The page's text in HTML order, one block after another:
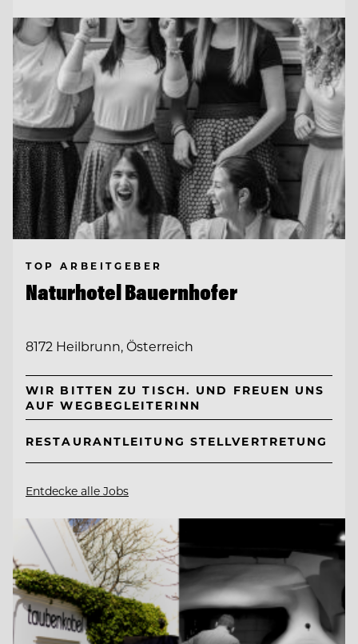
TOP ARBEITGEBER
Naturhotel Bauernhofer
8172 Heilbrunn, Österreich
WIR BITTEN ZU TISCH. UND FREUEN UNS
AUF WEGBEGLEITERINN
RESTAURANTLEITUNG STELLVERTRETUNG
Entdecke alle Jobs